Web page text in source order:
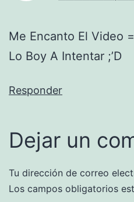
Me Encanto El Video
Lo Boy A Intentar ;’D
Responder
Dejar un
Tu dirección de correo
Los campos obligatorios